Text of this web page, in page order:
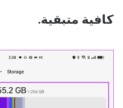
كافية متبقية.